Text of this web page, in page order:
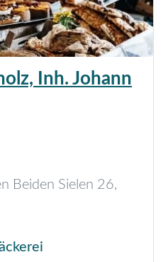
Inh. Johann
Beiden Sielen 26,